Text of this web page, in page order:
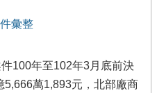
彙整
100年至102年3月底前決
萬1,893元，北部廠商